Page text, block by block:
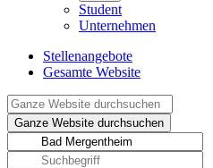
Student
Unternehmen
Stellenangebote
Gesamte Website